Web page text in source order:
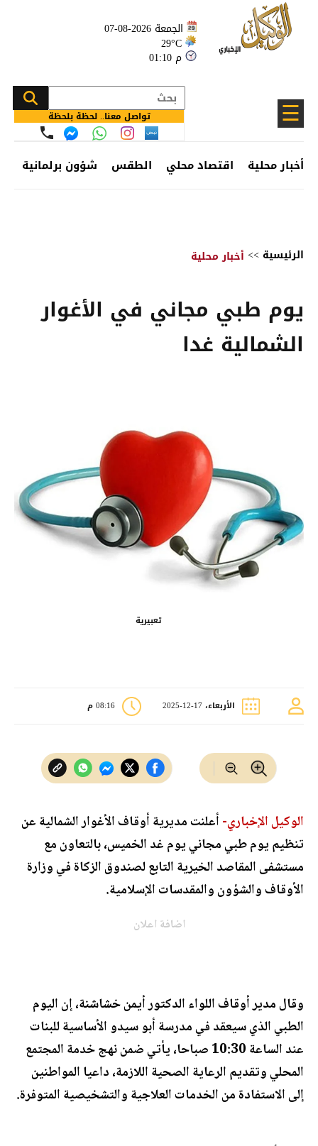
الجمعة 2026-08-07
29°C
01:10 م
☰ تواصل معنا.. لحظة بلحظة
أخبار محلية اقتصاد محلي الطقس شؤون برلمانية
الرئيسية >> أخبار محلية
يوم طبي مجاني في الأغوار
الشمالية غدا
تعبيرية
الأربعاء، 17-12-2025 08:16 م
الوكيل الإخباري-أعلنت مديرية أوقاف الأغوار الشمالية عن
تنظيم يوم طبي مجاني يوم غد الخميس، بالتعاون مع
مستشفى المقاصد الخيرية التابع لصندوق الزكاة في وزارة
الأوقاف والشؤون والمقدسات الإسلامية.
اضافة اعلان
وقال مدير أوقاف اللواء الدكتور أيمن خشاشنة، إن اليوم
الطبي الذي سيعقد في مدرسة أبو سيدو الأساسية للبنات
عند الساعة 10:30 صباحا، يأتي ضمن نهج خدمة المجتمع
المحلي وتقديم الرعاية الصحية اللازمة، داعيا المواطنين
إلى الاستفادة من الخدمات العلاجية والتشخيصية المتوفرة.